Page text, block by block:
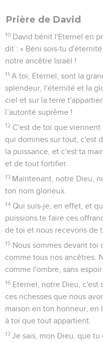
Prière de David
10 David bénit l'Eternel en
dit : « Béni sois-tu
notre ancêtre Israël !
11 A toi, Eternel, sont la
splendeur, l'éternité et la
ciel et sur la terre
l’autorité suprême !
12 C'est de toi que viennent
qui domines sur tout, c'est
la puissance, et c'est ta
et de tout fortifier.
13 Maintenant, notre Dieu,
ton nom glorieux.
14 Qui suis-je, en effet, et
puissions te faire ces
de toi et nous recevons de
15 Nous sommes devant toi
comme tous nos ancêtres.
comme l'ombre, sans espoir.
16 Eternel, notre Dieu, c'est
ces richesses que nous
maison en ton honneur, en
à toi que tout appartient.
17 Je sais, mon Dieu, que